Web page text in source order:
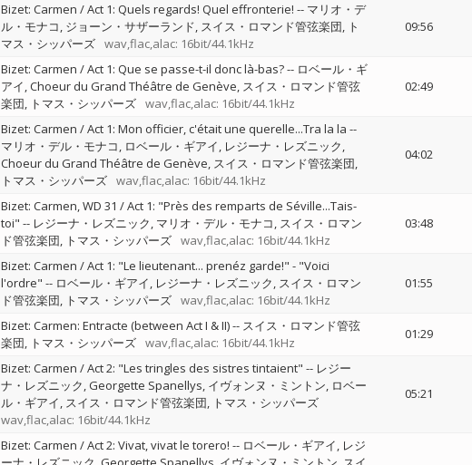
Bizet: Carmen / Act 1: Quels regards! Quel effronterie! -- マリオ・デ
ル・モナコ ジョーン・サザーランド スイス・ロマンド管弦楽団
ト
マス・シッパーズ wav,flac,alac: 16bit/44.1kHz
09:56
Bizet: Carmen / Act 1: Que se passe-t-il donc là-bas?-- ロベール・ギ
アイ Choeur du Grand Théâtre de Genève スイス・ロマンド管弦
楽団
トマス・シッパーズ wav,flac,alac: 16bit/44.1kHz
02:49
Bizet: Carmen / Act 1: Mon officier, c'était une querelle...Tra la la --
マリオ・デル・モナコ ロベール・ギアイ レジーナ・レズニック
Choeur du Grand Théâtre de Genève スイス・ロマンド管弦楽団
トマス・シッパーズ wav,flac,alac: 16bit/44.1kHz
04:02
Bizet: Carmen, WD 31 / Act 1: "Près des remparts de Séville...Tais-
toi" -- レジーナ・レズニック マリオ・デル・モナコ スイス・ロマン
ド管弦楽団
トマス・シッパーズ wav,flac,alac: 16bit/44.1kHz
03:48
Bizet: Carmen / Act 1: "Le lieutenant... prenéz garde!" - "Voici
l'ordre" -- ロベール・ギアイ レジーナ・レズニック スイス・ロマン
ド管弦楽団
トマス・シッパーズ wav,flac,alac: 16bit/44.1kHz
01:55
Bizet: Carmen: Entracte (between Act I & II)-- スイス・ロマンド管弦
楽団
トマス・シッパーズ wav,flac,alac: 16bit/44.1kHz
01:29
Bizet: Carmen / Act 2: "Les tringles des sistres tintaient" -- レジー
ナ・レズニック Georgette Spanellys イヴォンヌ・ミントン ロベー
ル・ギアイ スイス・ロマンド管弦楽団
トマス・シッパーズ
wav,flac,alac: 16bit/44.1kHz
05:21
Bizet: Carmen / Act 2: Vivat, vivat le torero! -- ロベール・ギアイ レジ